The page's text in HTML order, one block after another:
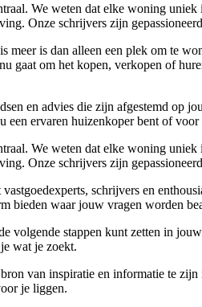
We weten dat elke woning uniek
Onze schrijvers zijn
is dan alleen een plek om te
gaat om het kopen, verkopen of
en advies die zijn afgestemd op
een ervaren huizenkoper bent of
We weten dat elke woning uniek
Onze schrijvers zijn
schrijvers en
bieden waar jouw vragen worden
volgende stappen kunt zetten in
wat je zoekt.
van inspiratie en informatie te
je liggen.